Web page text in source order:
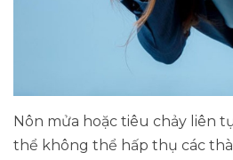
Nôn mửa hoặc tiêu chảy liên
thể không thể hấp thụ các